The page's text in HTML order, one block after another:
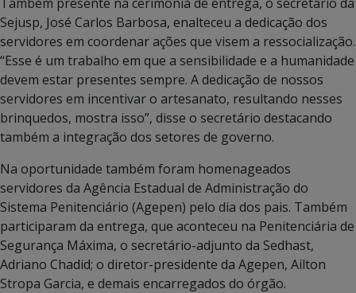
Sejusp, José Carlos Barbosa, enalteceu a dedicação dos
servidores em coordenar ações que visem a ressocialização.
“Esse é um trabalho em que a sensibilidade e a humanidade
devem estar presentes sempre. A dedicação de nossos
servidores em incentivar o artesanato, resultando nesses
brinquedos, mostra isso”, disse o secretário destacando
também a integração dos setores de governo.
Na oportunidade também foram homenageados
servidores da Agência Estadual de Administração do
Sistema Penitenciário (Agepen) pelo dia dos pais. Também
participaram da entrega, que aconteceu na Penitenciária de
Segurança Máxima, o secretário-adjunto da Sedhast,
Adriano Chadid; o diretor-presidente da Agepen, Ailton
Stropa Garcia, e demais encarregados do órgão.